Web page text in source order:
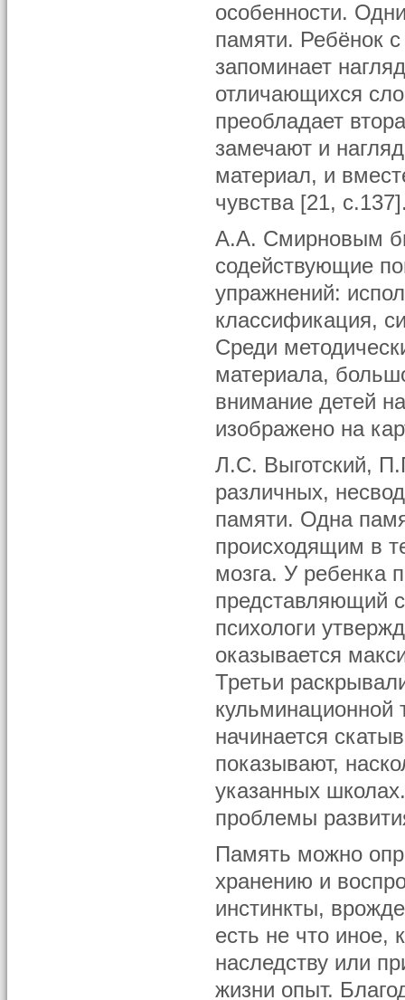
особенности.
памяти. Ребёнок
запоминает
отличающихся
преобладает
замечают и
материал, и
чувства [21,
А.А. Смирновым
содействующие
упражнений:
классификация,
Среди
материала,
внимание детей
изображено на
Л.С. Выготский,
различных,
памяти. Одна
происходящим в
мозга. У ребенка
представляющий
психологи
оказывается
Третьи
кульминационной
начинается
показывают,
указанных
проблемы
Память можно
хранению и
инстинкты,
есть не что иное,
наследству или
жизни опыт.